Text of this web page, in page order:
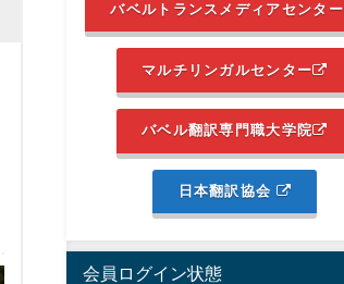
バベルトランスメディアセンター
マルチリンガルセンター
バベル翻訳専門職大学院
日本翻訳協会
会員ログイン状態